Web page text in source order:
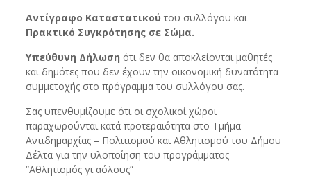
Αντίγραφο Καταστατικού του συλλόγου και
Πρακτικό Συγκρότησης σε Σώμα.
Υπεύθυνη Δήλωση ότι δεν θα αποκλείονται μαθητές
και δημότες που δεν έχουν την οικονομική δυνατότητα
συμμετοχής στο πρόγραμμα του συλλόγου σας.
Σας υπενθυμίζουμε ότι οι σχολικοί χώροι
παραχωρούνται κατά προτεραιότητα στο Τμήμα
Αντιδημαρχίας – Πολιτισμού και Αθλητισμού του Δήμου
Δέλτα για την υλοποίηση του προγράμματος
“Αθλητισμός γι αόλους”